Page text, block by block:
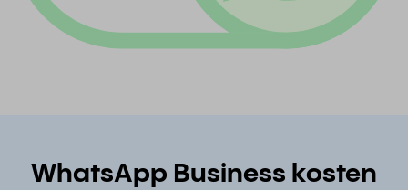
WhatsApp Business kosten